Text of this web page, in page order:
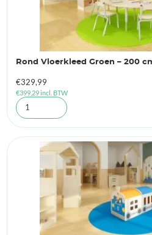
Rond Vloerkleed Groen – 200
€329,99
€399,29incl. BTW